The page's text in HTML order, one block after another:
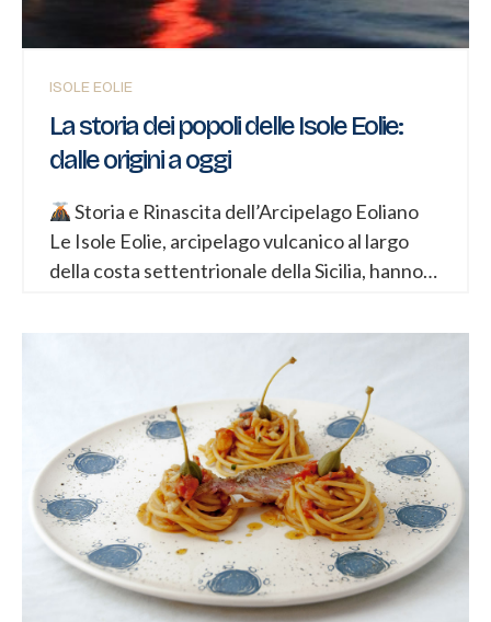
Nota bene: Accessibile solo con guida
autorizzata oltre i 400 metri. 2. Vulcano – Il
ISOLE EOLIE
La storia dei popoli delle Isole Eolie:
dalle origini a oggi
Storia e Rinascita dell’Arcipelago Eoliano
Le Isole Eolie, arcipelago vulcanico al largo
della costa settentrionale della Sicilia, hanno
dominazioni e trasformazioni. Abitate fin dalla
preistoria, queste isole sono state un crocevia
strategico del Mediterraneo, teatro di
passaggi, conquiste e incontri culturali.
Epoca preistorica e protostorica Le prime
tracce di insediamento umano risalgono al
Neolitico (circa 4000 a.C.), quando piccoli
gruppi si stabilirono nelle isole, attratti dalla
presenza di ossidiana, una pietra vulcanica
vetrosa preziosa per la produzione di utensili.